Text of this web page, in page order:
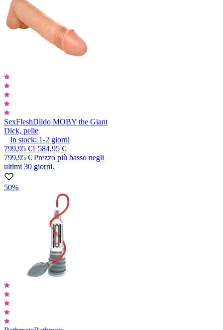
SexFleshDildo MOBY the Giant
Dick, pelle
In stock: 1-2 giorni
799,95 €1 584,95 €
799,95 € Prezzo più basso negli
ultimi 30 giorni.
50%